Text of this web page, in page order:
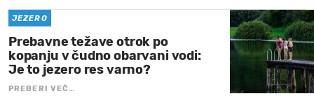
JEZERO
Prebavne težave otrok po
kopanju v čudno obarvani vodi:
Je to jezero res varno?
PREBERI VEČ…